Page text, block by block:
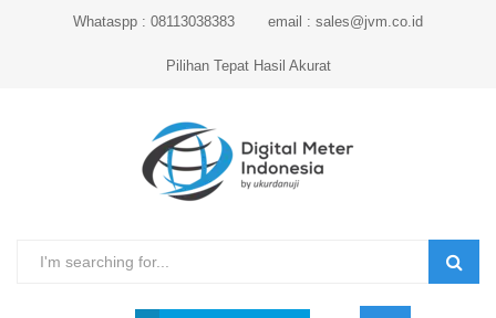
Whataspp : 08113038383 email : sales@jvm.co.id
Pilihan Tepat Hasil Akurat